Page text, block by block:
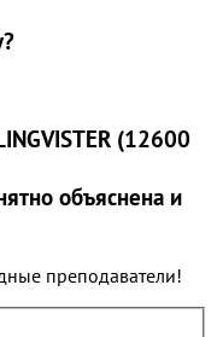
(12600
объяснена и
преподаватели!